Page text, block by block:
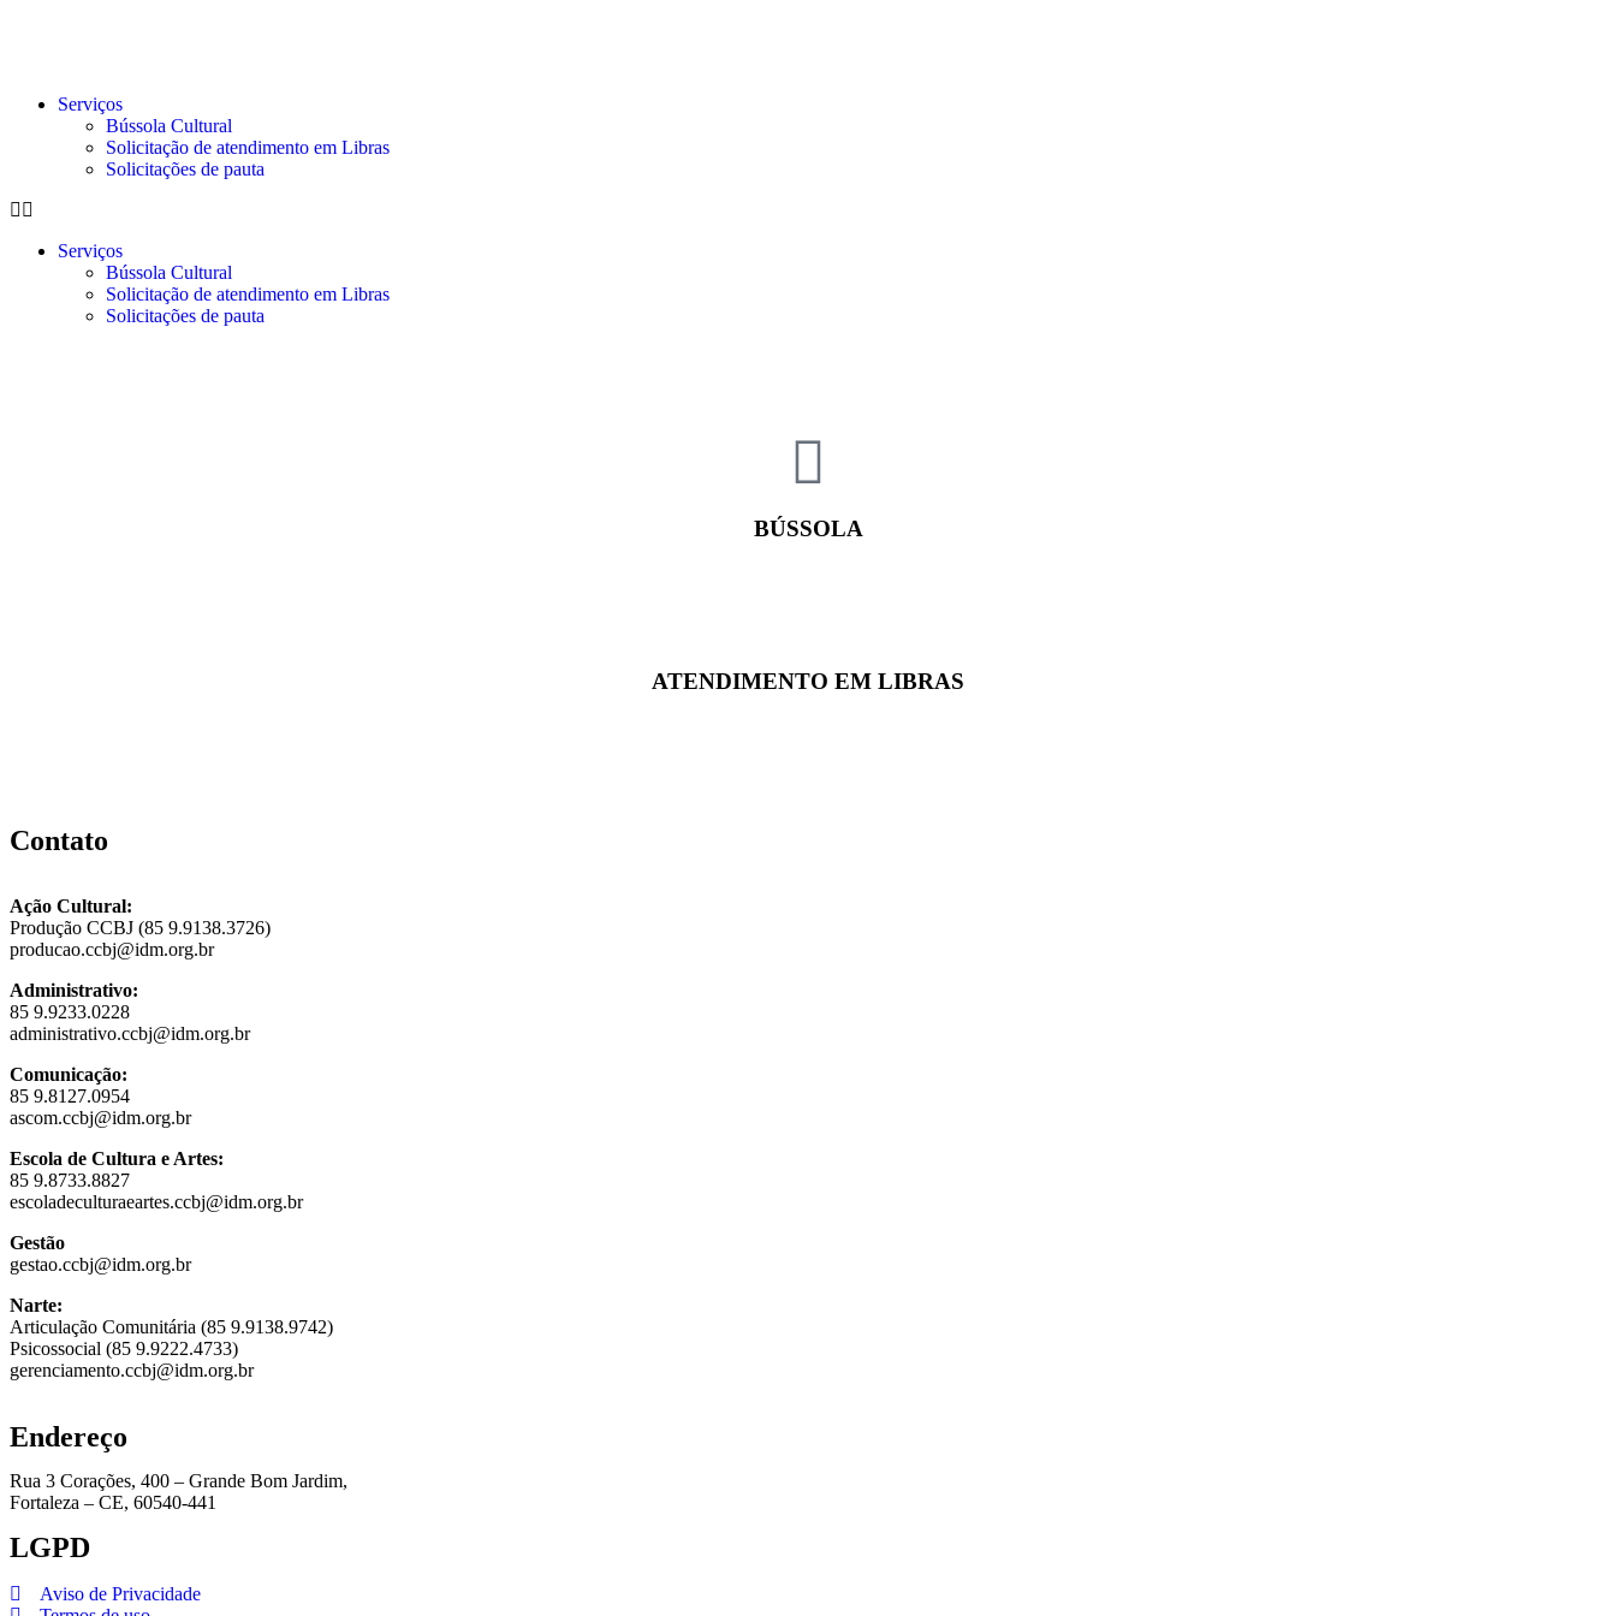
Serviços
Bússola Cultural
Solicitação de atendimento em Libras
Solicitações de pauta
Serviços
Bússola Cultural
Solicitação de atendimento em Libras
Solicitações de pauta
BÚSSOLA
ATENDIMENTO EM LIBRAS
Contato
Ação Cultural:
Produção CCBJ (85 9.9138.3726)
producao.ccbj@idm.org.br
Administrativo:
85 9.9233.0228
administrativo.ccbj@idm.org.br
Comunicação:
85 9.8127.0954
ascom.ccbj@idm.org.br
Escola de Cultura e Artes:
85 9.8733.8827
escoladeculturaeartes.ccbj@idm.org.br
Gestão
gestao.ccbj@idm.org.br
Narte:
Articulação Comunitária (85 9.9138.9742)
Psicossocial (85 9.9222.4733)
gerenciamento.ccbj@idm.org.br
Endereço
Rua 3 Corações, 400 – Grande Bom Jardim,
Fortaleza – CE, 60540-441
LGPD
Aviso de Privacidade